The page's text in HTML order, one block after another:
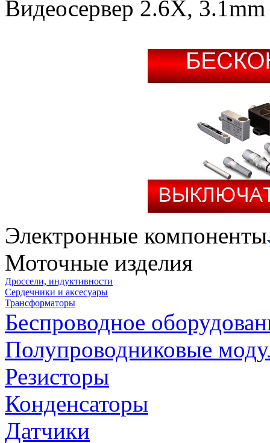
Видеосервер 2.6X,
Электронные компоненты
Моточные изделия
Дроссели, индуктивности
Сердечники и аксесуары
Трансформаторы
Беспроводное
Полупроводниковые
Резисторы
Конденсаторы
Датчики